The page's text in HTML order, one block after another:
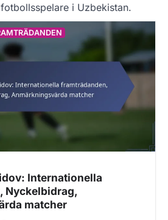
i Uzbekistan.
Internationella
Nyckelbidrag,
matcher